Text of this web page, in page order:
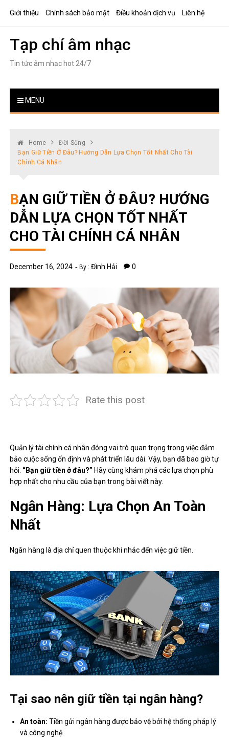
Giới thiệu Chính sách bảo mật Điều khoản dịch vụ Liên hệ
Tạp chí âm nhạc
Tin tức âm nhạc hot 24/7
MENU
Home
Đời Sống
Bạn Giữ Tiền Ở Đâu? Hướng Dẫn Lựa Chọn Tốt Nhất Cho Tài
Chính Cá Nhân
BẠN GIỮ TIỀN Ở ĐÂU? HƯỚNG
DẪN LỰA CHỌN TỐT NHẤT
CHO TÀI CHÍNH CÁ NHÂN
December 16, 2024 By :Đình Hải 0
Rate this post
Quản lý tài chính cá nhân đóng vai trò quan trọng trong việc đảm
bảo cuộc sống ốn định và phát triển lâu dài. Vậy, bạn đã bao giờ tự
hỏi: “Bạn giữ tiền ở đâu?” Hãy cùng khám phá các lựa chọn phù
hợp nhất cho nhu cầu của bạn trong bài viết này.
Ngân Hàng: Lựa Chọn An Toàn
Nhất
Ngân hàng là địa chỉ quen thuộc khi nhắc đến việc giữ tiền.
Tại sao nên giữ tiền tại ngân hàng?
An toàn: Tiền gửi ngân hàng được bảo vệ bởi hệ thống pháp lý
và công nghệ.